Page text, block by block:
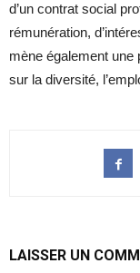
d’un contrat social
rémunération,
mène également
sur la diversité,
LAISSER UN